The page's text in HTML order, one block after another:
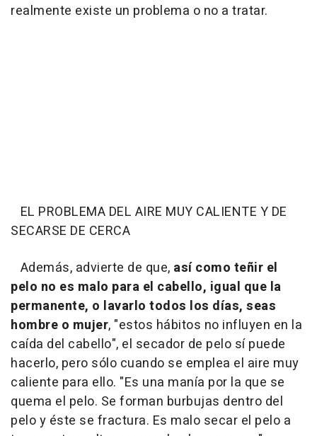
realmente existe un problema o no a tratar.
EL PROBLEMA DEL AIRE MUY CALIENTE Y DE
SECARSE DE CERCA
Además, advierte de que, así como teñir el
pelo no es malo para el cabello, igual que la
permanente, o lavarlo todos los días, seas
hombre o mujer, "estos hábitos no influyen en la
caída del cabello", el secador de pelo sí puede
hacerlo, pero sólo cuando se emplea el aire muy
caliente para ello. "Es una manía por la que se
quema el pelo. Se forman burbujas dentro del
pelo y éste se fractura. Es malo secar el pelo a